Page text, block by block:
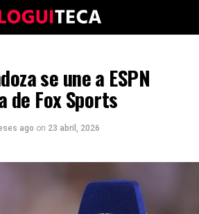
se une a ESPN
de Fox Sports
ago on 23 abril, 2026